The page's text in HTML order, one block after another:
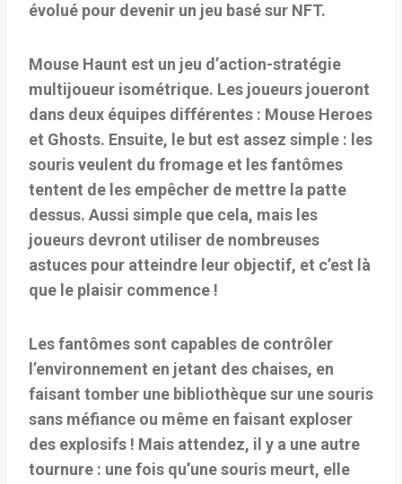
évolué pour devenir un jeu basé sur NFT.
Mouse Haunt est un jeu d’action-stratégie
multijoueur isométrique. Les joueurs joueront
dans deux équipes différentes : Mouse Heroes
et Ghosts. Ensuite, le but est assez simple : les
souris veulent du fromage et les fantômes
tentent de les empêcher de mettre la patte
dessus. Aussi simple que cela, mais les
joueurs devront utiliser de nombreuses
astuces pour atteindre leur objectif, et c’est là
que le plaisir commence !
Les fantômes sont capables de contrôler
l’environnement en jetant des chaises, en
faisant tomber une bibliothèque sur une souris
sans méfiance ou même en faisant exploser
des explosifs ! Mais attendez, il y a une autre
tournure : une fois qu’une souris meurt, elle